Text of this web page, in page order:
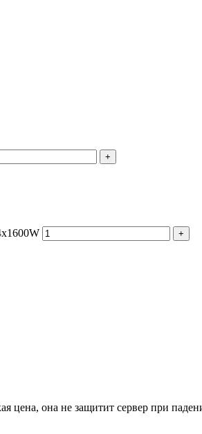
+
+
цена, она не защитит сервер при